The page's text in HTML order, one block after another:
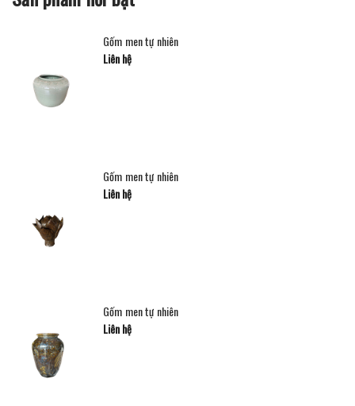
Gốm men tự nhiên
Liên hệ
Gốm men tự nhiên
Liên hệ
Gốm men tự nhiên
Liên hệ